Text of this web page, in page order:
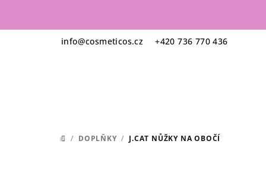
info@cosmeticos.cz +420 736 770 436
DOMŮ
/ DOPLŇKY / J.CAT NŮŽKY NA OBOČÍ